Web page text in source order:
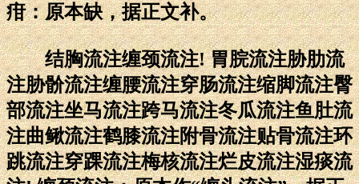
疳：原本缺，据正文补。
结胸流注缠颈流注! 胃脘流注胁肋流
注胁骱流注缠腰流注穿肠流注缩脚流注臀
部流注坐马流注跨马流注冬瓜流注鱼肚流
注曲鳅流注鹤膝流注附骨流注贴骨流注环
跳流注穿踝流注梅核流注烂皮流注湿痰流